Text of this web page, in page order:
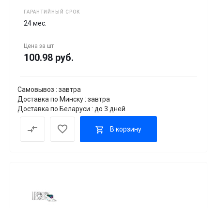
ГАРАНТИЙНЫЙ СРОК
24 мес.
Цена за шт
100.98 руб.
Самовывоз : завтра
Доставка по Минску : завтра
Доставка по Беларуси : до 3 дней
В корзину